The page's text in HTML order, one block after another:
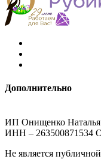
Дополнительно
ИП Онищенко Наталья
ИНН – 263500871534
Не является